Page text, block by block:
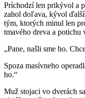
Príchodzí len prikývol a
zahol doľava, kývol
tým, ktorých minul len
tmavého dreva a potichu
„Pane, našli sme ho.
Spoza masívneho
ho.“
Muž stojaci vo dverách